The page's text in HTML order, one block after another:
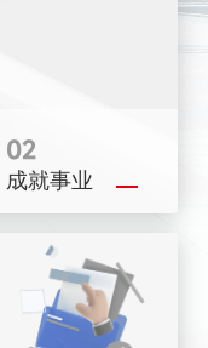
02
成就事业